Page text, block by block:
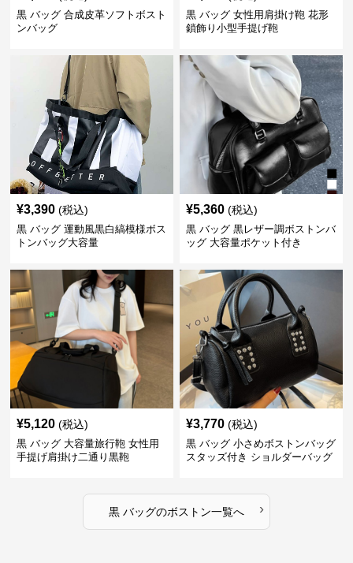
黒 バッグ 合成皮革ソフトボスト
ンバッグ
黒 バッグ 女性用肩掛け鞄 花形
鎖飾り小型手提げ鞄
¥3,390 (税込)
黒 バッグ 運動風黒白縞模様ボス
トンバッグ大容量
¥5,360 (税込)
黒 バッグ 黒レザー調ボストンバ
ッグ 大容量ポケット付き
¥5,120 (税込)
黒 バッグ 大容量旅行鞄 女性用
手提げ肩掛け二通り黒鞄
¥3,770 (税込)
黒 バッグ 小さめボストンバッグ
スタッズ付き ショルダーバッグ
黒 バッグのボストン一覧へ ›